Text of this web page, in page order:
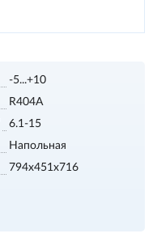
-5...+10
R404A
6.1-15
Напольная
794x451x716